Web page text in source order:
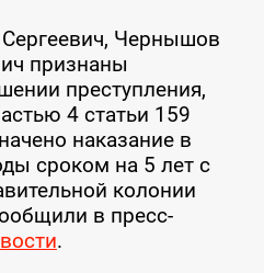
Чернышов
признаны
преступления,
4 статьи 159
наказание в
сроком на 5 лет с
колонии
в пресс-
.